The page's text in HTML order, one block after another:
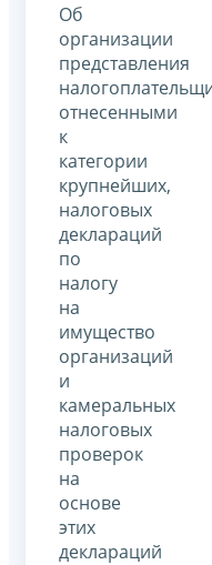
Об
организации
представления
отнесенными
к
категории
крупнейших,
налоговых
деклараций
по
налогу
на
имущество
организаций
и
камеральных
налоговых
проверок
на
основе
этих
деклараций